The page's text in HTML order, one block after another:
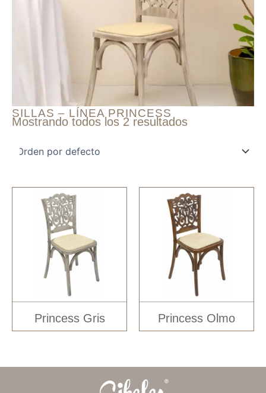
SILLAS – LÍNEA PRINCESS
Mostrando todos los 2 resultados
Princess Gris Princess Olmo